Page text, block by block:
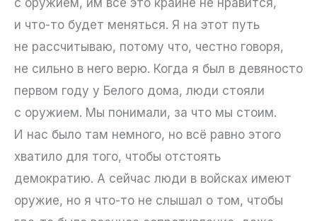
и что-то будет меняться. Я на этот путь
не рассчитываю, потому что, честно говоря,
не сильно в него верю. Когда я был в девяносто
первом году у Белого дома, люди стояли
с оружием. Мы понимали, за что мы стоим.
И нас было там немного, но всё равно этого
хватило для того, чтобы отстоять
демократию. А сейчас люди в войсках имеют
оружие, но я что-то не слышал о том, чтобы